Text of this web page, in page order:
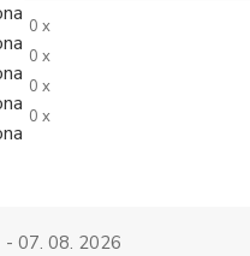
0 x
0 x
0 x
0 x
- 07. 08. 2026